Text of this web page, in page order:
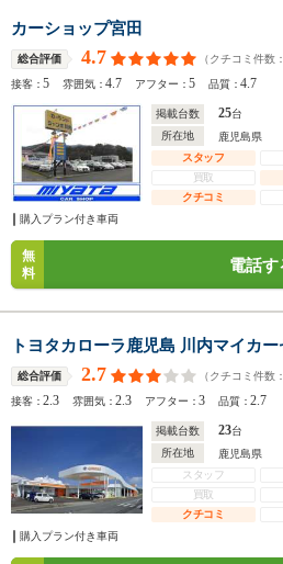
カーショップ宮田
総合評価 4.7 （クチコミ件数：
接客：5 雰囲気：4.7 アフター：5 品質：4.7
掲載台数 25台
所在地
鹿児島県
スタッフ
買取
クチコミ
購入プラン付き車両
無
料
電話す
トヨタカローラ鹿児島 川内マイカ
総合評価 2.7 （クチコミ件数：
接客：2.3 雰囲気：2.3 アフター：3 品質：2.7
掲載台数 23台
所在地
鹿児島県
スタッフ
買取
クチコミ
購入プラン付き車両